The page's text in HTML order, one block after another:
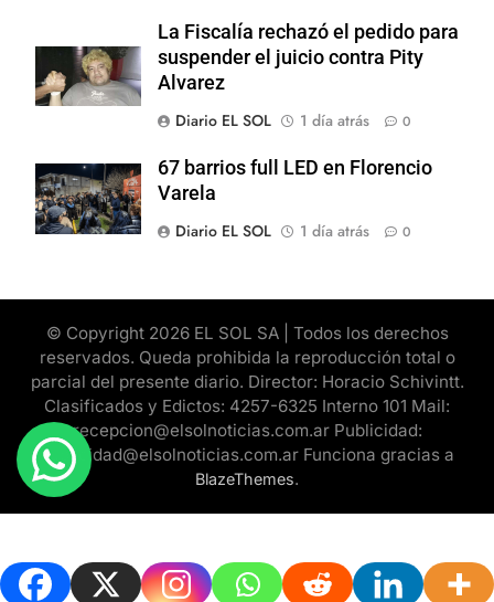
La Fiscalía rechazó el pedido para
suspender el juicio contra Pity
Alvarez
Diario EL SOL
1 día atrás 0
67 barrios full LED en Florencio
Varela
Diario EL SOL
1 día atrás 0
© Copyright 2026 EL SOL SA | Todos los derechos
reservados. Queda prohibida la reproducción total o
parcial del presente diario. Director: Horacio Schivintt.
Clasificados y Edictos: 4257-6325 Interno 101 Mail:
recepcion@elsolnoticias.com.ar Publicidad:
publicidad@elsolnoticias.com.ar Funciona gracias a
BlazeThemes.